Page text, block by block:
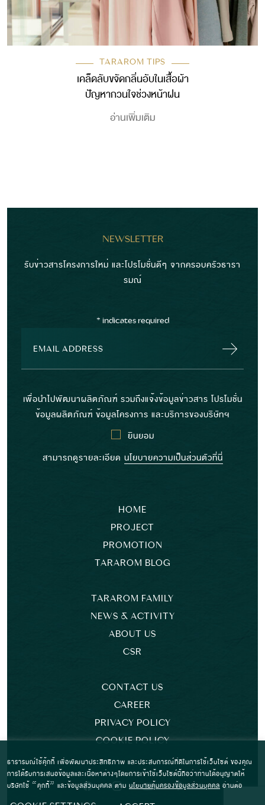
TARAROM TIPS
เคล็ดลับขจัดกลิ่นอับในเสื้อผ้า
ปัญหากวนใจช่วงหน้าฝน
อ่านเพิ่มเติม
NEWSLETTER
รับข่าวสารโครงการใหม่ และโปรโมชั่นดีๆ จากครอบครัวธารา
รมณ์
* indicates required
เพื่อนำไปพัฒนาผลิตภัณฑ์ รวมถึงแจ้งข้อมูลข่าวสาร โปรโมชั่น
ข้อมูลผลิตภัณฑ์ ข้อมูลโครงการ และบริการของบริษัทฯ
ยินยอม
สามารถดูรายละเอียด นโยบายความเป็นส่วนตัวที่นี่
HOME
PROJECT
PROMOTION
TARAROM BLOG
TARAROM FAMILY
NEWS & ACTIVITY
ABOUT US
CSR
CONTACT US
CAREER
PRIVACY POLICY
COOKIE POLICY
ธารารมณ์ใช้คุ้กกี้ เพื่อพัฒนาประสิทธิภาพ และประสบการณ์ที่ดีในการใช้เว็บไซต์ ของคุณ
การได้รับการเสนอข้อมูลและเนื้อหาต่างๆโดยการเข้าใช้เว็บไซต์นี้ถือว่าท่านได้อนุญาตให้
บริษัทใช้ “คุกกี้” และข้อมูลส่วนบุคคล ตาม นโยบายคุ้มครองข้อมูลส่วนบุคคล อ่านต่อ